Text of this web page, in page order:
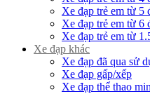
Xe đạp trẻ em từ 5
Xe đạp trẻ em từ 6
Xe đạp trẻ em từ
Xe đạp khác
Xe đạp đã qua sử
Xe đạp gấp/xếp
Xe đạp thể thao